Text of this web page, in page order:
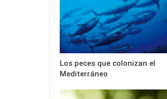
Los peces que colonizan el
Mediterráneo